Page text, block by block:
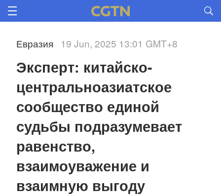
Евразия 19 Jun, 2025 13:01 GMT+8
Эксперт: китайско-
центральноазиатское
сообщество единой
судьбы подразумевает
равенство,
взаимоуважение и
взаимную выгоду